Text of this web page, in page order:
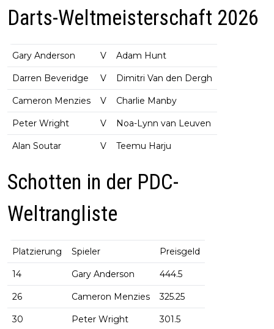
Darts-Weltmeisterschaft 2026
Gary Anderson V Adam Hunt
Darren Beveridge V Dimitri Van den Dergh
Cameron Menzies V Charlie Manby
Peter Wright V Noa-Lynn van Leuven
Alan Soutar V Teemu Harju
Schotten in der PDC-
Weltrangliste
Platzierung Spieler Preisgeld
14 Gary Anderson 444.5
26 Cameron Menzies 325.25
30 Peter Wright 301.5